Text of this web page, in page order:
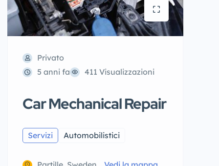
Privato
5 anni fa
411 Visualizzazioni
Car Mechanical Repair
Servizi Automobilistici